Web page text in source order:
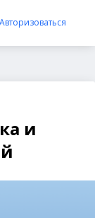
Авторизоваться
и